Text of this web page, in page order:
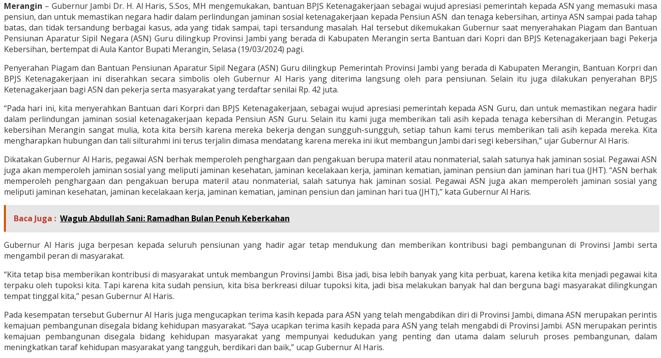
Merangin – Gubernur Jambi Dr. H. Al Haris, S.Sos, MH mengemukakan, bantuan BPJS Ketenagakerjaan sebagai wujud apresiasi pemerintah kepada ASN yang memasuki masa
pensiun, dan untuk memastikan negara hadir dalam perlindungan jaminan sosial ketenagakerjaan kepada Pensiun ASN dan tenaga kebersihan, artinya ASN sampai pada tahap
batas, dan tidak tersandung berbagai kasus, ada yang tidak sampai, tapi tersandung masalah. Hal tersebut dikemukakan Gubernur saat menyerahakan Piagam dan Bantuan
Pensiunan Aparatur Sipil Negara (ASN) Guru dilingkup Provinsi Jambi yang berada di Kabupaten Merangin serta Bantuan dari Kopri dan BPJS Ketenagakerjaan bagi Pekerja
Kebersihan, bertempat di Aula Kantor Bupati Merangin, Selasa (19/03/2024) pagi.
Penyerahan Piagam dan Bantuan Pensiunan Aparatur Sipil Negara (ASN) Guru dilingkup Pemerintah Provinsi Jambi yang berada di Kabupaten Merangin, Bantuan Korpri dan
BPJS Ketenagakerjaan ini diserahkan secara simbolis oleh Gubernur Al Haris yang diterima langsung oleh para pensiunan. Selain itu juga dilakukan penyerahan BPJS
Ketenagakerjaan bagi ASN dan pekerja serta masyarakat yang terdaftar senilai Rp. 42 juta.
“Pada hari ini, kita menyerahkan Bantuan dari Korpri dan BPJS Ketenagakerjaan, sebagai wujud apresiasi pemerintah kepada ASN Guru, dan untuk memastikan negara hadir
dalam perlindungan jaminan sosial ketenagakerjaan kepada Pensiun ASN Guru. Selain itu kami juga memberikan tali asih kepada tenaga kebersihan di Merangin. Petugas
kebersihan Merangin sangat mulia, kota kita bersih karena mereka bekerja dengan sungguh-sungguh, setiap tahun kami terus memberikan tali asih kepada mereka. Kita
mengharapkan hubungan dan tali silturahmi ini terus terjalin dimasa mendatang karena mereka ini ikut membangun Jambi dari segi kebersihan,” ujar Gubernur Al Haris.
Dikatakan Gubernur Al Haris, pegawai ASN berhak memperoleh penghargaan dan pengakuan berupa materil atau nonmaterial, salah satunya hak jaminan sosial. Pegawai ASN
juga akan memperoleh jaminan sosial yang meliputi jaminan kesehatan, jaminan kecelakaan kerja, jaminan kematian, jaminan pensiun dan jaminan hari tua (JHT). “ASN berhak
memperoleh penghargaan dan pengakuan berupa materil atau nonmaterial, salah satunya hak jaminan sosial. Pegawai ASN juga akan memperoleh jaminan sosial yang
meliputi jaminan kesehatan, jaminan kecelakaan kerja, jaminan kematian, jaminan pensiun dan jaminan hari tua (JHT),” kata Gubernur Al Haris.
Baca Juga : Wagub Abdullah Sani: Ramadhan Bulan Penuh Keberkahan
Gubernur Al Haris juga berpesan kepada seluruh pensiunan yang hadir agar tetap mendukung dan memberikan kontribusi bagi pembangunan di Provinsi Jambi serta
mengambil peran di masyarakat.
“Kita tetap bisa memberikan kontribusi di masyarakat untuk membangun Provinsi Jambi. Bisa jadi, bisa lebih banyak yang kita perbuat, karena ketika kita menjadi pegawai kita
terpaku oleh tupoksi kita. Tapi karena kita sudah pensiun, kita bisa berkreasi diluar tupoksi kita, jadi bisa melakukan banyak hal dan berguna bagi masyarakat dilingkungan
tempat tinggal kita,” pesan Gubernur Al Haris.
Pada kesempatan tersebut Gubernur Al Haris juga mengucapkan terima kasih kepada para ASN yang telah mengabdikan diri di Provinsi Jambi, dimana ASN merupakan perintis
kemajuan pembangunan disegala bidang kehidupan masyarakat. “Saya ucapkan terima kasih kepada para ASN yang telah mengabdi di Provinsi Jambi. ASN merupakan perintis
kemajuan pembangunan disegala bidang kehidupan masyarakat yang mempunyai kedudukan yang penting dan utama dalam seluruh proses pembangunan, dalam
meningkatkan taraf kehidupan masyarakat yang tangguh, berdikari dan baik,” ucap Gubernur Al Haris.